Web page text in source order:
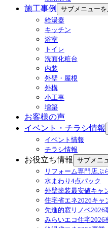
施工事例
サブメニューを
給湯器
キッチン
浴室
トイレ
洗面化粧台
内装
外壁・屋根
外構
小工事
増築
お客様の声
イベント・チラシ情報
イベント情報
チラシ情報
お役立ち情報
サブメニ
リフォーム専門店ぷ
水まわり4点パック
外壁塗装最安値キャ
住宅省エネ2026キャ
先進的窓リノベ2026
みらいエコ住宅2026